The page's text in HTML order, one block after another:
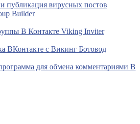
публикация вирусных постов
Builder
В Контакте Viking Inviter
ВКонтакте с Викинг Ботовод
для обмена комментариями В